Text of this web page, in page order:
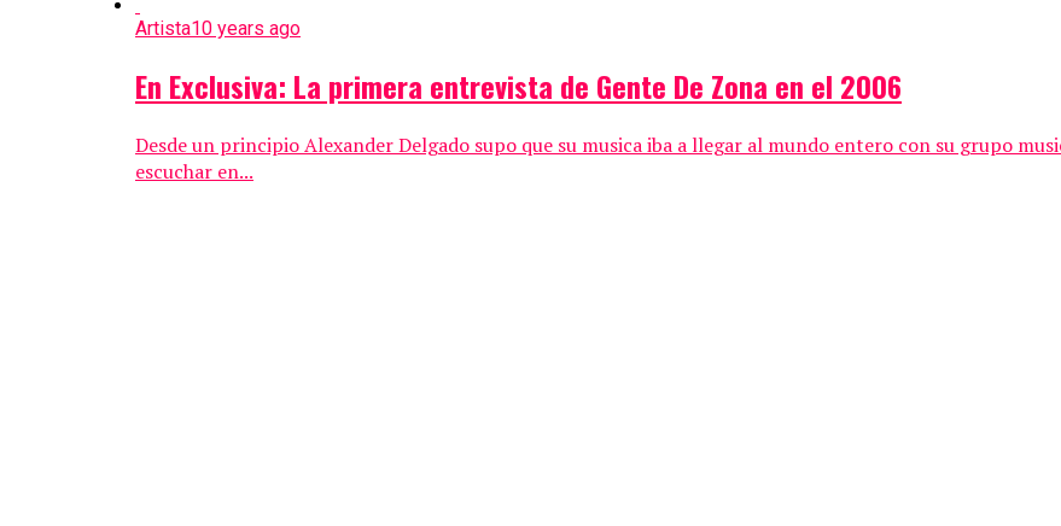
Artista10 years ago
En Exclusiva: La primera entrevista de Gente De Zona en el 2006
Desde un principio Alexander Delgado supo que su musica iba a llegar al mundo entero con su grupo
escuchar en...